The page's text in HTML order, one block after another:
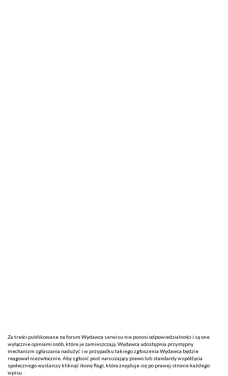
Za treści publikowane na forum Wydawca serwisu nie ponosi odpowiedzialności i są one
wyłącznie opiniami osób, które je zamieszczają. Wydawca udostępnia przystępny
mechanizm zgłaszania nadużyć i w przypadku takiego zgłoszenia Wydawca będzie
reagował niezwłocznie. Aby zgłosić post naruszający prawo lub standardy współżycia
społecznego wystarczy kliknąć ikonę flagi, która znajduje się po prawej stronie każdego
wpisu.